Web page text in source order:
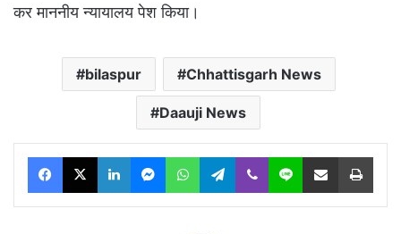
कर माननीय न्यायालय पेश किया।
bilaspur Chhattisgarh News
Daauji News
Facebook
X LinkedInMessengerWhatsAppTelegram
Viber Line Share via Email Print